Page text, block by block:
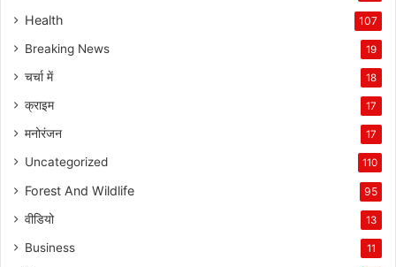
Health 107
Breaking News 19
चर्चा में 18
क्राइम 17
मनोरंजन 17
Uncategorized 110
Forest And Wildlife 95
वीडियो 13
Business 11